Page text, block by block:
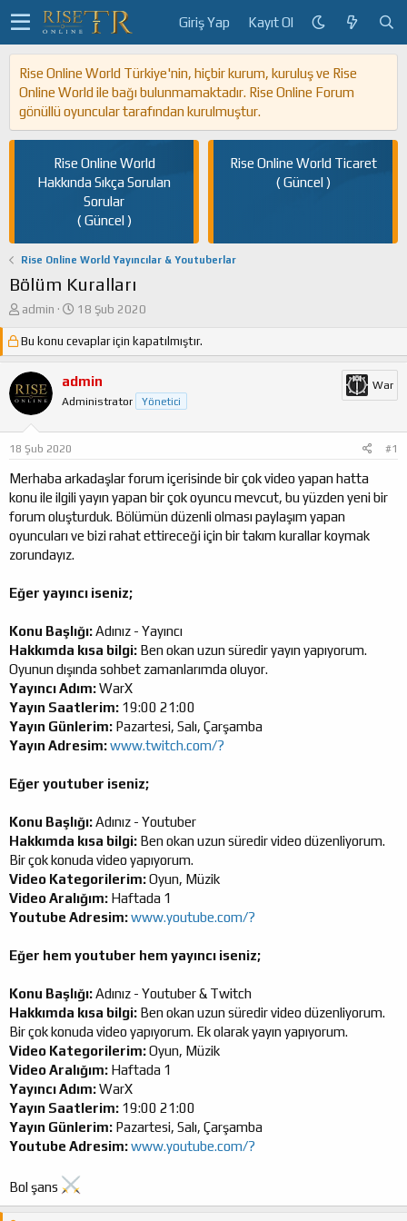
Giriş Yap Kayıt Ol
Rise Online World Türkiye'nin, hiçbir kurum, kuruluş ve Rise
Online World ile bağı bulunmamaktadır. Rise Online Forum
gönüllü oyuncular tarafından kurulmuştur.
Rise Online World
Hakkında Sıkça Sorulan
Sorular
( Güncel )
Rise Online World Ticaret
( Güncel )
Rise Online World Yayıncılar & Youtuberlar
Bölüm Kuralları
K
n
u
y
u
b
a
n
admin
B
ş
l
a
n
g
a
h
i
18 Şub 2020
Bu konu cevaplar için kapatılmıştır.
admin
Administrator Yönetici
War
18 Şub 2020 #1
Merhaba arkadaşlar forum içerisinde bir çok video yapan hatta
konu ile ilgili yayın yapan bir çok oyuncu mevcut, bu yüzden yeni bir
forum oluşturduk. Bölümün düzenli olması paylaşım yapan
oyuncuları ve bizi rahat ettireceği için bir takım kurallar koymak
zorundayız.
Eğer yayıncı iseniz;
Konu Başlığı:Adınız - Yayıncı
Hakkımda kısa bilgi: Ben okan uzun süredir yayın yapıyorum.
Oyunun dışında sohbet zamanlarımda oluyor.
Yayıncı Adım:WarX
Yayın Saatlerim: 19:00 21:00
Yayın Günlerim: Pazartesi, Salı, Çarşamba
Yayın Adresim:www.twitch.com/?
Eğer youtuber iseniz;
Konu Başlığı:Adınız - Youtuber
Hakkımda kısa bilgi: Ben okan uzun süredir video düzenliyorum.
Bir çok konuda video yapıyorum.
Video Kategorilerim:Oyun, Müzik
Video Aralığım: Haftada 1
Youtube Adresim:www.youtube.com/?
Eğer hem youtuber hem yayıncı iseniz;
Konu Başlığı:Adınız - Youtuber & Twitch
Hakkımda kısa bilgi: Ben okan uzun süredir video düzenliyorum.
Bir çok konuda video yapıyorum. Ek olarak yayın yapıyorum.
Video Kategorilerim:Oyun, Müzik
Video Aralığım: Haftada 1
Yayıncı Adım:WarX
Yayın Saatlerim: 19:00 21:00
Yayın Günlerim: Pazartesi, Salı, Çarşamba
Youtube Adresim:www.youtube.com/?
Bol şans